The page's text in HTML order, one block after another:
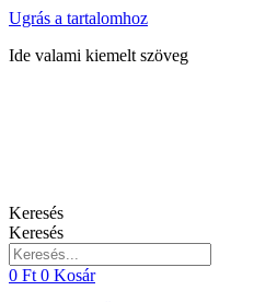
Ugrás a tartalomhoz
Ide valami kiemelt szöveg
Keresés
Keresés
0 Ft 0 Kosár